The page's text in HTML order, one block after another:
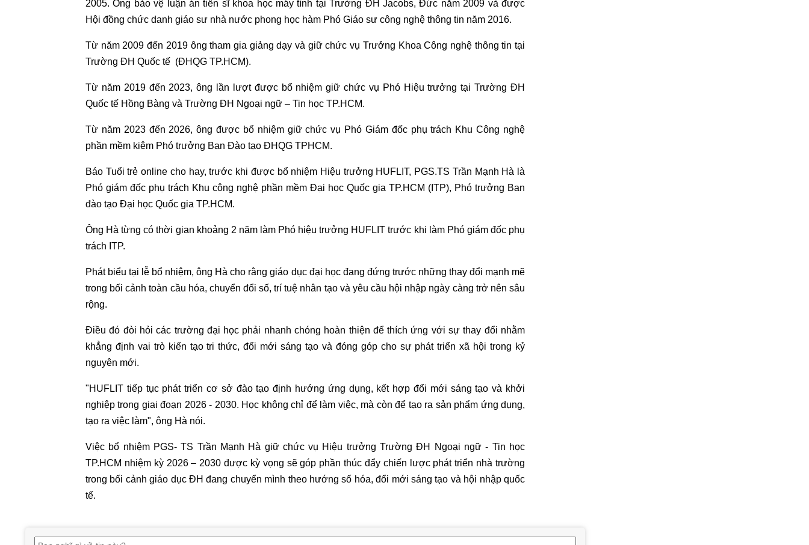
2005. Ông bảo vệ luận án tiến sĩ khoa học máy tính tại Trường ĐH Jacobs, Đức năm 2009 và được
Hội đồng chức danh giáo sư nhà nước phong học hàm Phó Giáo sư công nghệ thông tin năm 2016.
Từ năm 2009 đến 2019 ông tham gia giảng dạy và giữ chức vụ Trưởng Khoa Công nghệ thông tin tại
Trường ĐH Quốc tế (ĐHQG TP.HCM).
Từ năm 2019 đến 2023, ông lần lượt được bổ nhiệm giữ chức vụ Phó Hiệu trưởng tại Trường ĐH
Quốc tế Hồng Bàng và Trường ĐH Ngoại ngữ – Tin học TP.HCM.
Từ năm 2023 đến 2026, ông được bổ nhiệm giữ chức vụ Phó Giám đốc phụ trách Khu Công nghệ
phần mềm kiêm Phó trưởng Ban Đào tạo ĐHQG TPHCM.
Báo Tuổi trẻ online cho hay, trước khi được bổ nhiệm Hiệu trưởng HUFLIT, PGS.TS Trần Mạnh Hà là
Phó giám đốc phụ trách Khu công nghệ phần mềm Đại học Quốc gia TP.HCM (ITP), Phó trưởng Ban
đào tạo Đại học Quốc gia TP.HCM.
Ông Hà từng có thời gian khoảng 2 năm làm Phó hiệu trưởng HUFLIT trước khi làm Phó giám đốc phụ
trách ITP.
Phát biểu tại lễ bổ nhiệm, ông Hà cho rằng giáo dục đại học đang đứng trước những thay đổi mạnh mẽ
trong bối cảnh toàn cầu hóa, chuyển đổi số, trí tuệ nhân tạo và yêu cầu hội nhập ngày càng trở nên sâu
rộng.
Điều đó đòi hỏi các trường đại học phải nhanh chóng hoàn thiện để thích ứng với sự thay đổi nhằm
khẳng định vai trò kiến tạo tri thức, đổi mới sáng tạo và đóng góp cho sự phát triển xã hội trong kỷ
nguyên mới.
"HUFLIT tiếp tục phát triển cơ sở đào tạo định hướng ứng dụng, kết hợp đổi mới sáng tạo và khởi
nghiệp trong giai đoạn 2026 - 2030. Học không chỉ để làm việc, mà còn để tạo ra sản phẩm ứng dụng,
tạo ra việc làm", ông Hà nói.
Việc bổ nhiệm PGS- TS Trần Mạnh Hà giữ chức vụ Hiệu trưởng Trường ĐH Ngoại ngữ - Tin học
TP.HCM nhiệm kỳ 2026 – 2030 được kỳ vọng sẽ góp phần thúc đẩy chiến lược phát triển nhà trường
trong bối cảnh giáo dục ĐH đang chuyển mình theo hướng số hóa, đổi mới sáng tạo và hội nhập quốc
tế.